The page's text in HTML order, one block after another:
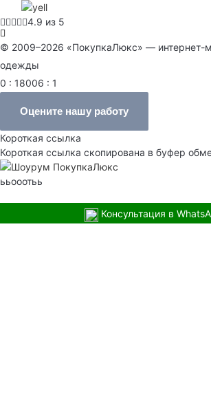
4.9 из 5
© 2009–2026 «ПокупкаЛюкс» — интернет-
одежды
0 : 18006 : 1
Оцените нашу работу
Короткая ссылка
Короткая ссылка скопирована в буфер
ььооотьь
Консультация в